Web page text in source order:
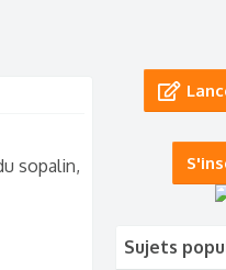
sopalin,
Sujets